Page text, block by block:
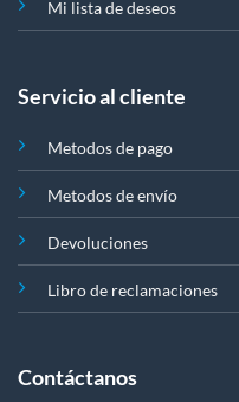
Mi lista de deseos
Servicio al cliente
Metodos de pago
Metodos de envío
Devoluciones
Libro de reclamaciones
Contáctanos